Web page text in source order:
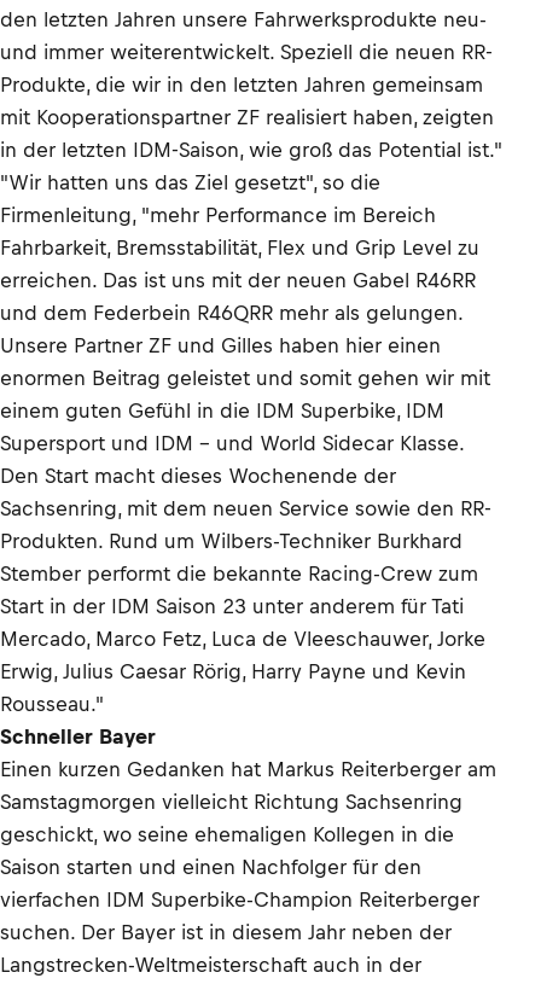
den letzten Jahren unsere Fahrwerksprodukte neu-
und immer weiterentwickelt. Speziell die neuen RR-
Produkte, die wir in den letzten Jahren gemeinsam
mit Kooperationspartner ZF realisiert haben, zeigten
in der letzten IDM-Saison, wie groß das Potential ist."
"Wir hatten uns das Ziel gesetzt", so die
Firmenleitung, "mehr Performance im Bereich
Fahrbarkeit, Bremsstabilität, Flex und Grip Level zu
erreichen. Das ist uns mit der neuen Gabel R46RR
und dem Federbein R46QRR mehr als gelungen.
Unsere Partner ZF und Gilles haben hier einen
enormen Beitrag geleistet und somit gehen wir mit
einem guten Gefühl in die IDM Superbike, IDM
Supersport und IDM - und World Sidecar Klasse.
Den Start macht dieses Wochenende der
Sachsenring, mit dem neuen Service sowie den RR-
Produkten. Rund um Wilbers-Techniker Burkhard
Stember performt die bekannte Racing-Crew zum
Start in der IDM Saison 23 unter anderem für Tati
Mercado, Marco Fetz, Luca de Vleeschauwer, Jorke
Erwig, Julius Caesar Rörig, Harry Payne und Kevin
Rousseau."
Schneller Bayer
Einen kurzen Gedanken hat Markus Reiterberger am
Samstagmorgen vielleicht Richtung Sachsenring
geschickt, wo seine ehemaligen Kollegen in die
Saison starten und einen Nachfolger für den
vierfachen IDM Superbike-Champion Reiterberger
suchen. Der Bayer ist in diesem Jahr neben der
Langstrecken-Weltmeisterschaft auch in der